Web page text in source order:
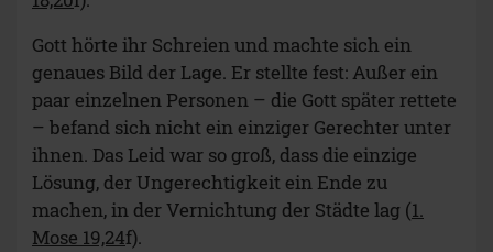
Gott hörte ihr Schreien und machte sich ein
genaues Bild der Lage. Er stellte fest: Außer ein
paar einzelnen Personen – die Gott später rettete
– befand sich nicht ein einziger Gerechter unter
ihnen. Das Leid war so groß, dass die einzige
Lösung, der Ungerechtigkeit ein Ende zu
machen, in der Vernichtung der Städte lag (1.
Mose 19,24f).